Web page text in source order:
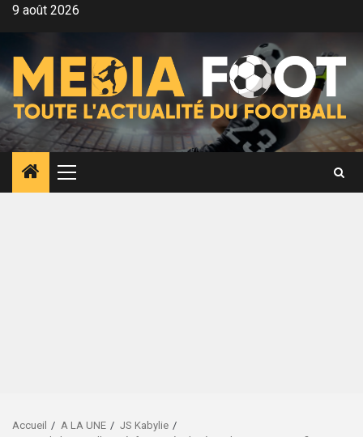
Aller9 août 2026
Menu
principal
Accueil A LA UNE
JS Kabylie